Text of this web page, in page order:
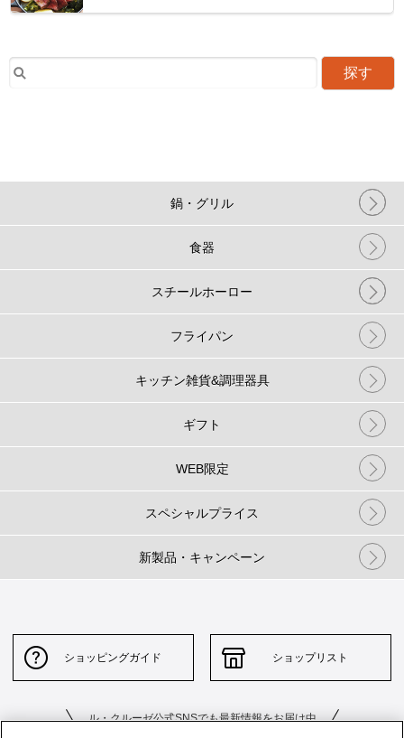
探す
鍋・グリル
食器
スチールホーロー
フライパン
キッチン雑貨&調理器具
ギフト
WEB限定
スペシャルプライス
新製品・キャンペーン
ショッピングガイド ショップリスト
ル・クルーゼ公式SNSでも最新情報をお届け中